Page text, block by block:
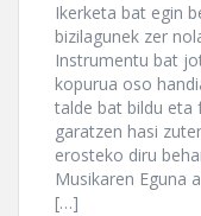
Ikerketa bat egin
bizilagunek zer
Instrumentu bat
kopurua oso
talde bat bildu eta
garatzen hasi
erosteko diru
Musikaren Eguna
[…]